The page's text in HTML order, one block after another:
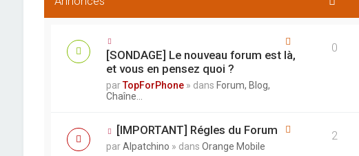
[SONDAGE] Le nouveau forum est là,
et vous en pensez quoi ?
parTopForPhone » dans Forum, Blog,
Chaîne...
0
[IMPORTANT] Régles du Forum
parAlpatchino » dans Orange Mobile
2